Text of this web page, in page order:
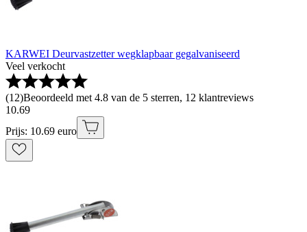
KARWEI Deurvastzetter wegklapbaar gegalvaniseerd
Veel verkocht
(12)Beoordeeld met 4.8 van de 5 sterren, 12 klantreviews
10.69
Prijs: 10.69 euro